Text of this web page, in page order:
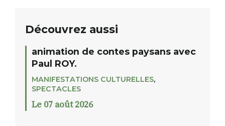
Découvrez aussi
animation de contes paysans avec
Paul ROY.
MANIFESTATIONS CULTURELLES,
SPECTACLES
Le 07 août 2026